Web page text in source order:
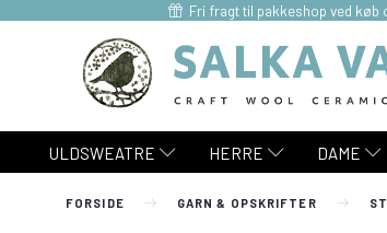
Fri fragt til pakkeshop ved køb
ULDSWEATRE HERRE DAME
FORSIDE GARN & OPSKRIFTER